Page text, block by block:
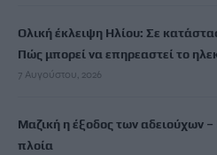
Ολική έκλειψη Ηλίου: Σε
Πώς μπορεί να επηρεαστεί το
7 Αυγούστου, 2026
Μαζική η έξοδος των αδειούχων
πλοία